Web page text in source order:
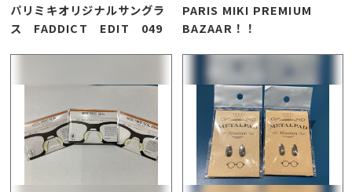
パリミキオリジナルサングラ
ス FADDICT EDIT 049
PARIS MIKI PREMIUM
BAZAAR！！